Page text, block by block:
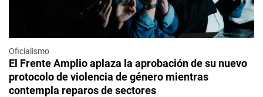
Oficialismo
El Frente Amplio aplaza la aprobación de su nuevo
protocolo de violencia de género mientras
contempla reparos de sectores